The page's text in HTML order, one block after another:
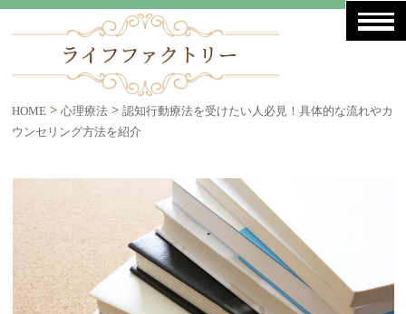
HOME >心理療法 >認知行動療法を受けたい人必見！具体的な流れやカ
ウンセリング方法を紹介